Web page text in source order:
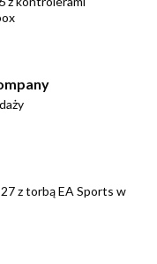
z torbą EA Sports w